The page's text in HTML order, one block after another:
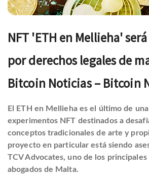
NFT 'ETH en Mellieha'
por derechos legales de
Bitcoin Noticias – Bitcoin
El ETH en Mellieha es el último de
experimentos NFT destinados a
conceptos tradicionales de arte y
proyecto en particular está siendo
TCV Advocates, uno de los
abogados de Malta.